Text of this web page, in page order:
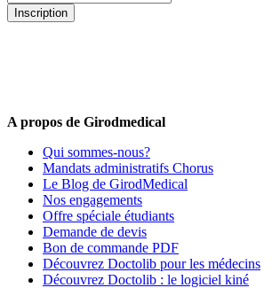
Inscription
A propos de Girodmedical
Qui sommes-nous?
Mandats administratifs Chorus
Le Blog de GirodMedical
Nos engagements
Offre spéciale étudiants
Demande de devis
Bon de commande PDF
Découvrez Doctolib pour les médecins
Découvrez Doctolib : le logiciel kiné